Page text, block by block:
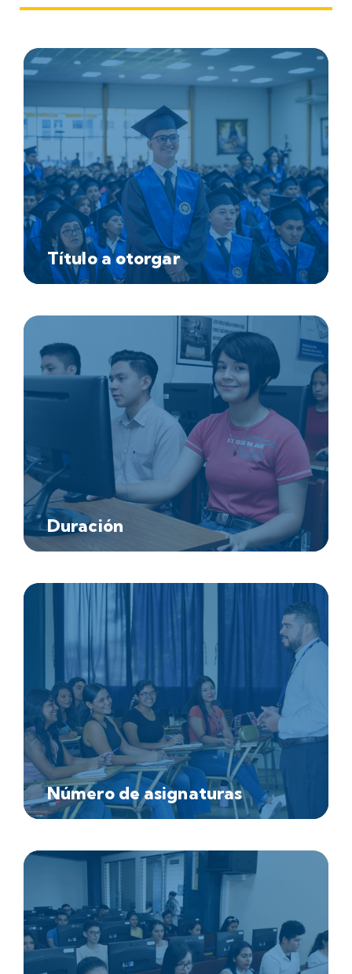
Título a otorgar
Duración
Número de asignaturas